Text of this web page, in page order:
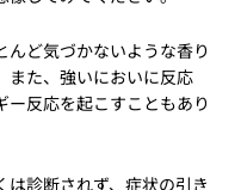
ど気づかないような香り
また、強いにおいに反応
ー反応を起こすこともあり
診断されず、症状の引き